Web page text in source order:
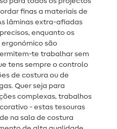
finas a materiais de
lâminas extra-afiadas
enquanto os
são
te trabalhar sem
tens sempre o controlo
de costura ou de
Quer seja para
complexas, trabalhos
- estas tesouras
na sala de costura